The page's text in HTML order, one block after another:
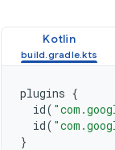
Kotlin
plugins {
id(
id(
}